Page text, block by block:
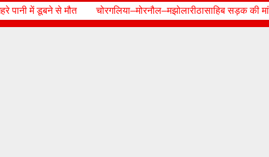
सड़क की मांग को लेकर बुद्धपार्क में गरजे